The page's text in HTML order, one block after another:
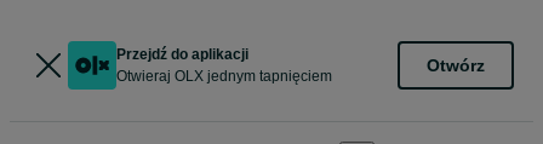
Przejdź do aplikacji
Otwieraj OLX jednym tapnięciem
Otwórz